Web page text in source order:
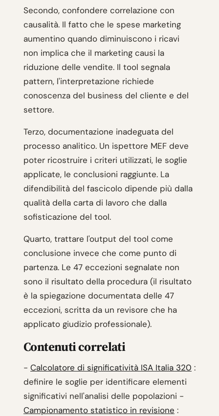
Secondo, confondere correlazione con
causalità. Il fatto che le spese marketing
aumentino quando diminuiscono i ricavi
non implica che il marketing causi la
riduzione delle vendite. Il tool segnala
pattern, l'interpretazione richiede
conoscenza del business del cliente e del
settore.
Terzo, documentazione inadeguata del
processo analitico. Un ispettore MEF deve
poter ricostruire i criteri utilizzati, le soglie
applicate, le conclusioni raggiunte. La
difendibilità del fascicolo dipende più dalla
qualità della carta di lavoro che dalla
sofisticazione del tool.
Quarto, trattare l'output del tool come
conclusione invece che come punto di
partenza. Le 47 eccezioni segnalate non
sono il risultato della procedura (il risultato
è la spiegazione documentata delle 47
eccezioni, scritta da un revisore che ha
applicato giudizio professionale).
Contenuti correlati
- Calcolatore di significatività ISA Italia 320 :
definire le soglie per identificare elementi
significativi nell'analisi delle popolazioni -
Campionamento statistico in revisione :